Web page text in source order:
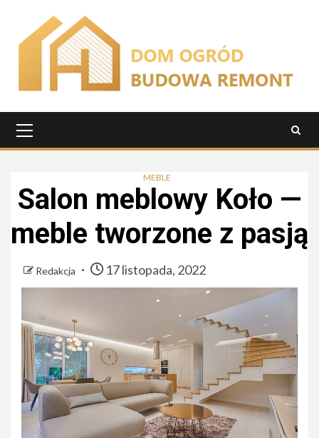
treści
główne
MEBLE
Salon meblowy Koło —
meble tworzone z pasją
Redakcja 17 listopada, 2022